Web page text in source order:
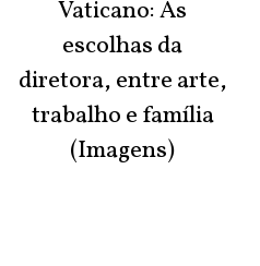
Vaticano: As
escolhas da
diretora, entre arte,
trabalho e família
(Imagens)